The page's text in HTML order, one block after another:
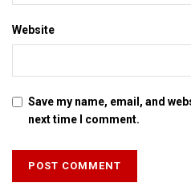
Website
Save my name, email, and
next time I comment.